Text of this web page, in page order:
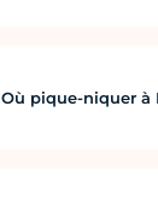
Où pique-niquer à